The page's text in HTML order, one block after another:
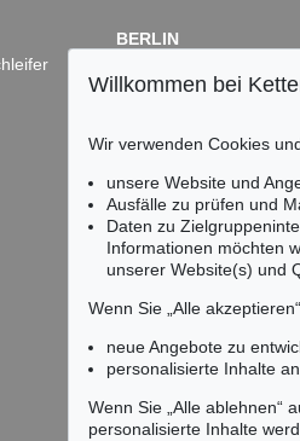
606 - Lot 4
WARHOL
, 1985
€ 412.800
Auktion 535 -
ANDY
Ergebnis:€
BERLIN
Fasanenstr. 70
Tel.: +49 (0)30 88 67
Keine Auktion
Wir
Willkommen bei
Wir verwenden Cookies
unsere Website und
Ausfälle zu prüfen und
Daten zu
Informationen möchten
unserer Website(s) und
Wenn Sie „Alle
neue Angebote zu
personalisierte Inhalte
Wenn Sie „Alle ablehnen“
personalisierte Inhalte